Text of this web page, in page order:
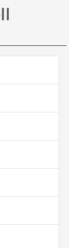
Ajuda